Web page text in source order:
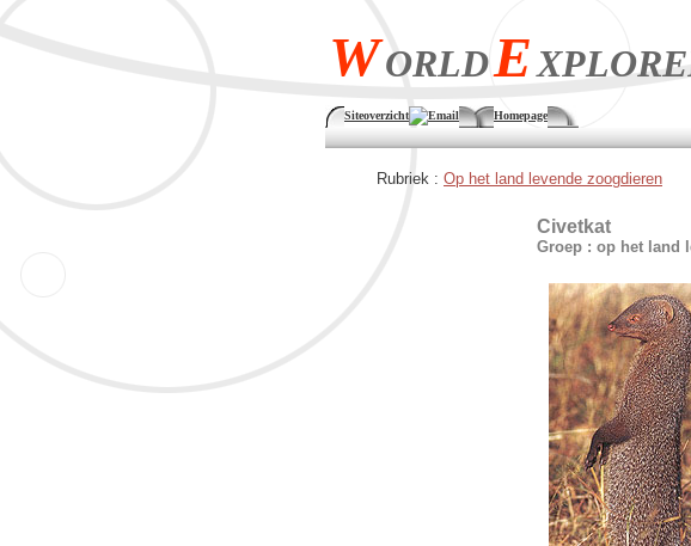
WORLDE
Siteoverzicht Email Homepage
Rubriek : Op het land levende zoogdieren
Civetkat
Groep : op het land